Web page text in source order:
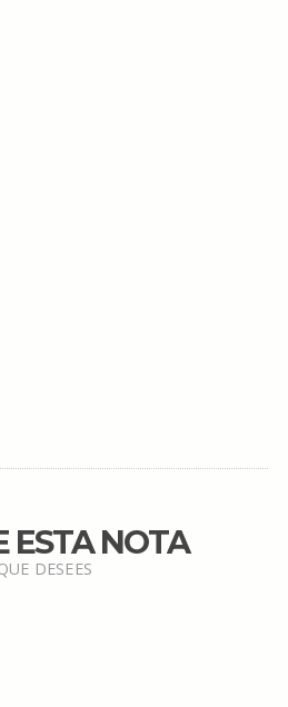
ESTA NOTA
DESEES